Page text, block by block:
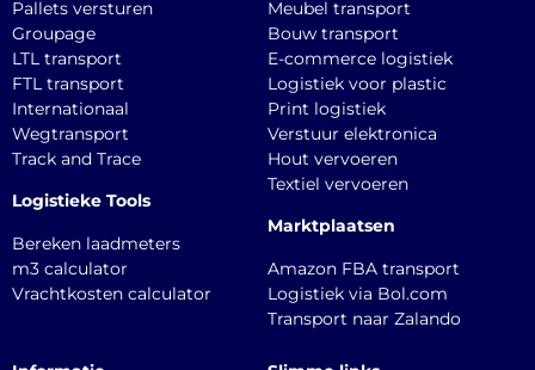
Pallets versturen
Groupage
LTL transport
FTL transport
Internationaal
Wegtransport
Track and Trace
Logistieke Tools
Bereken laadmeters
m3 calculator
Vrachtkosten calculator
Meubel transport
Bouw transport
E-commerce logistiek
Logistiek voor plastic
Print logistiek
Verstuur elektronica
Hout vervoeren
Textiel vervoeren
Marktplaatsen
Amazon FBA transport
Logistiek via Bol.com
Transport naar Zalando